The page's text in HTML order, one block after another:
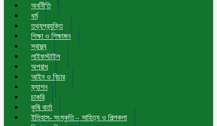
অর্থনীতি
ধর্ম
তথ্যপ্রযুক্তি
শিক্ষা ও শিক্ষাঙ্গন
স্বাস্থ্য
লাইফস্টাইল
অপরাধ
আইন ও বিচার
ফ্যাশন
চাকরি
কৃষি বার্তা
ইতিহাস- সংস্কৃতি – সাহিত্য ও শিল্পকলা